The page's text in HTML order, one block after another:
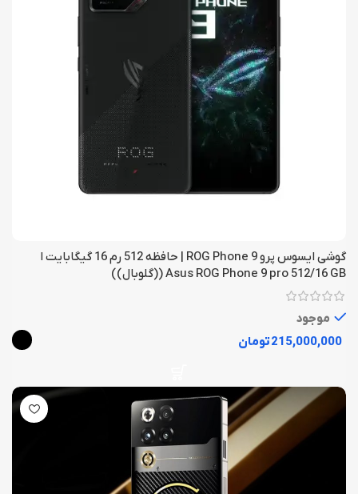
گوشی ایسوس پرو ROG Phone 9 | حافظه 512 رم 16 گیگابایت ا
Asus ROG Phone 9 pro 512/16 GB ((گلوبال))
موجود
تومان